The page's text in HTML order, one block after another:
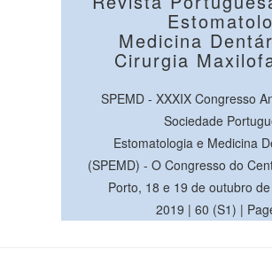
Medicina
Cirurgia
SPEMD - XXXIX Congresso
Sociedade
Estomatologia e Medicina
(SPEMD) - O Congresso do
Porto, 18 e 19 de outubro
2019 | 60 (S1) |